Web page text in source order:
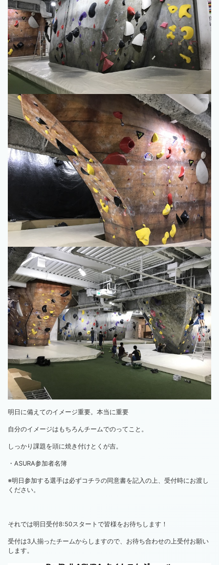
明日に備えてのイメージ重要。本当に重要
自分のイメージはもちろんチームでのってこと。
しっかり課題を頭に焼き付けとくが吉。
・ ASURA参加者名簿
※明日参加する選手は必ずコチラの同意書を記入の上、受付時にお渡し
ください。
それでは明日受付8:50スタートで皆様をお待ちします！
受付は3人揃ったチームからしますので、お待ち合わせの上受付お願い
します。